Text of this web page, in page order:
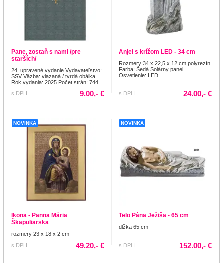
Pane, zostaň s nami /pre
starších/
24. upravené vydanie Vydavateľstvo:
SSV Väzba: viazaná / tvrdá obálka
Rok vydania: 2025 Počet strán: 744...
s DPH
9.00,- €
Anjel s krížom LED - 34 cm
Rozmery:34 x 22,5 x 12 cm polyrezín
Farba: Šedá Solárny panel
Osvetlenie: LED
s DPH 24.00,- €
NOVINKA
Ikona - Panna Mária
Škapuliarska
rozmery 23 x 18 x 2 cm
s DPH
49.20,- €
NOVINKA
Telo Pána Ježiša - 65 cm
dlžka 65 cm
s DPH 152.00,- €